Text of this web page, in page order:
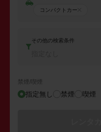
コンパクトカー
その他の検索条件
禁煙/喫煙
指定無し 禁煙 喫煙